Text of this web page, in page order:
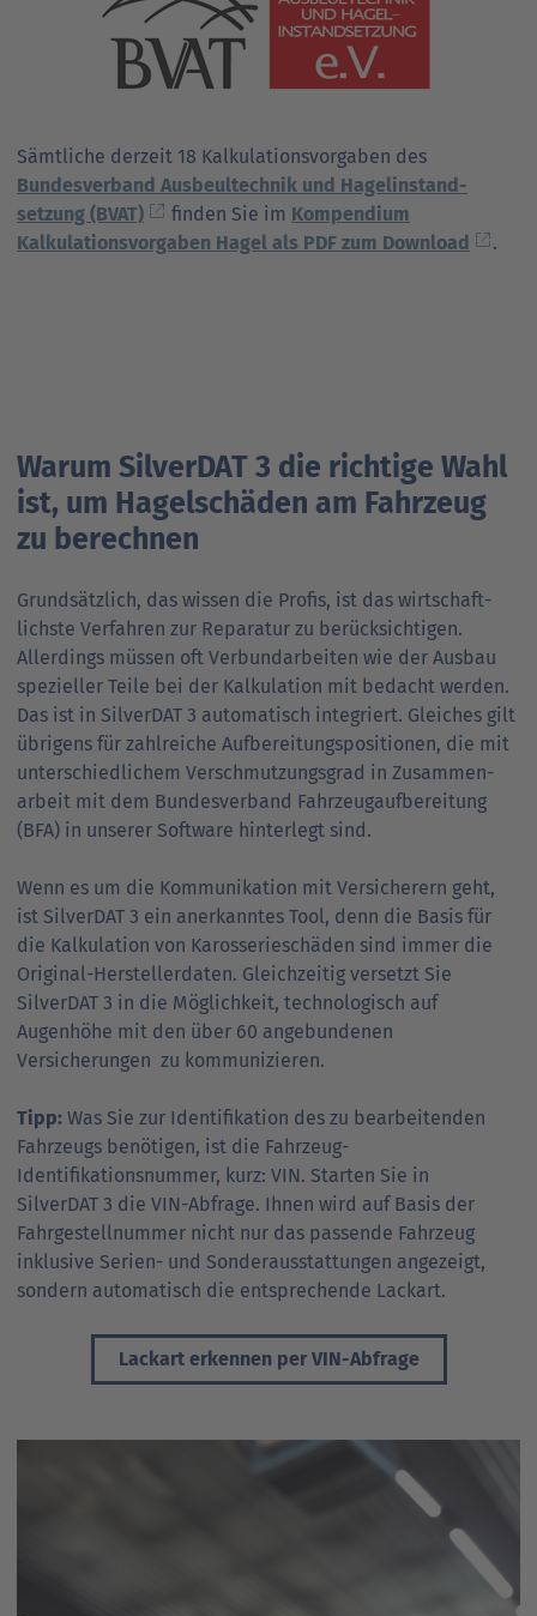
Grafik klicken.
Sämtliche derzeit 18 Kalkulationsvorgaben des
Bundesverband Ausbeultechnik und Hagel­instand­
setzung (BVAT)
finden Sie im Kompendium
Kalkulations­vorgaben Hagel als PDF zum Download
.
Warum SilverDAT 3 die richtige Wahl
ist, um Hagelschäden am Fahrzeug
zu berechnen
Grundsätzlich, das wissen die Profis, ist das wirtschaft­
lichste Verfahren zur Repara­tur zu berücksichtigen.
Allerdings müssen oft Verbund­arbeiten wie der Ausbau
spezieller Teile bei der Kalku­lation mit bedacht werden.
Das ist in SilverDAT 3 automatisch inte­griert. Gleiches gilt
übrigens für zahlreiche Aufbe­reitungs­positionen, die mit
unter­schied­lichem Ver­schmutzungs­grad in Zusammen­
arbeit mit dem Bundes­verband Fahr­zeug­aufbe­reitung
(BFA) in unserer Software hinterlegt sind.
Wenn es um die Kommunikation mit Versicherern geht,
ist SilverDAT 3 ein anerkanntes Tool, denn die Basis für
die Kalkulation von Karosserie­schäden sind immer die
Ori­ginal-Hersteller­daten. Gleichzeitig versetzt Sie
SilverDAT 3 in die Möglichkeit, tech­nologisch auf
Augenhöhe mit den über 60 angebundenen
Versicherungen zu kom­mu­nizieren.
Tipp: Was Sie zur Identifikation des zu bearbeitenden
Fahrzeugs benötigen, ist die Fahrzeug-
Identifikationsnummer, kurz: VIN. Starten Sie in
SilverDAT 3 die VIN-Abfrage. Ihnen wird auf Basis der
Fahrgestellnummer nicht nur das passende Fahrzeug
inklusive Serien- und Sonder­ausstattungen angezeigt,
sondern automatisch die ent­sprechende Lackart.
Lackart erkennen per VIN-Abfrage